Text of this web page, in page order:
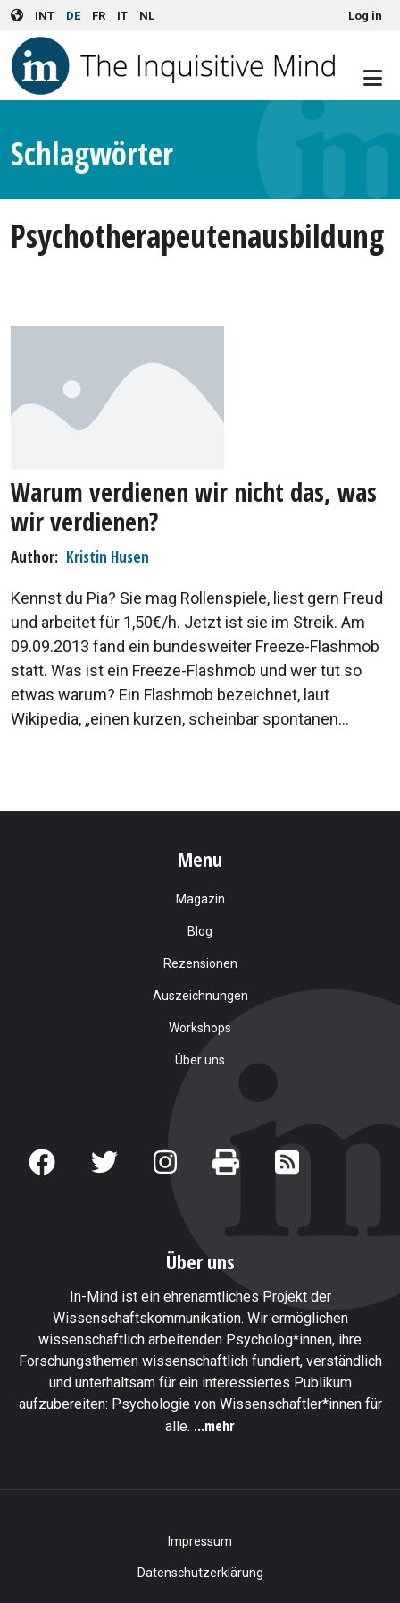
Skip to main content
INT DE FR IT NL User account menuLog in
Schlagwörter
Psychotherapeutenausbildung
Warum verdienen wir nicht das, was
wir verdienen?
Author Kristin Husen
Kennst du Pia? Sie mag Rollenspiele, liest gern Freud
und arbeitet für 1,50€/h. Jetzt ist sie im Streik. Am
09.09.2013 fand ein bundesweiter Freeze-Flashmob
statt. Was ist ein Freeze-Flashmob und wer tut so
etwas warum? Ein Flashmob bezeichnet, laut
Wikipedia, „einen kurzen, scheinbar spontanen...
Menu
Magazin
Blog
Rezensionen
Auszeichnungen
Workshops
Über uns
Über uns
In-Mind ist ein ehrenamtliches Projekt der
Wissenschaftskommunikation. Wir ermöglichen
wissenschaftlich arbeitenden Psycholog*innen, ihre
Forschungsthemen wissenschaftlich fundiert, verständlich
und unterhaltsam für ein interessiertes Publikum
aufzubereiten: Psychologie von Wissenschaftler*innen für
alle. ...mehr
Impressum
Datenschutzerklärung